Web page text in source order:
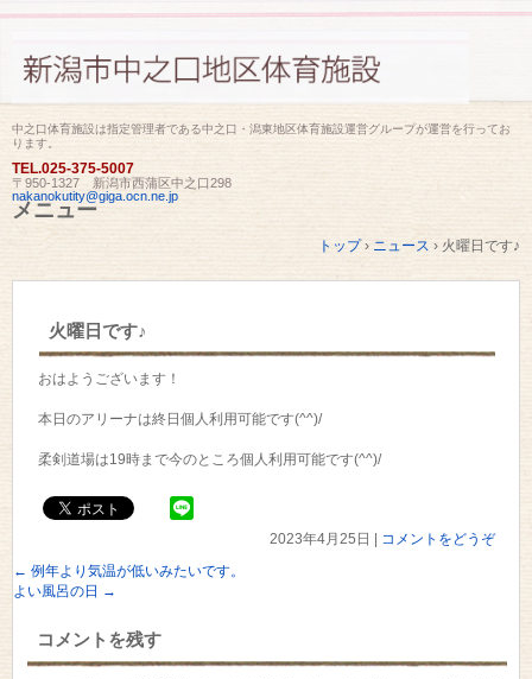
中之口体育施設は指定管理者である中之口・潟東地区体育施設運営グループが運営を行ってお
ります。
TEL.025-375-5007
〒950-1327 新潟市西蒲区中之口298
nakanokutity@giga.ocn.ne.jp
メニュー
トップ › ニュース › 火曜日です♪
火曜日です♪
おはようございます！
本日のアリーナは終日個人利用可能です(^^)/
柔剣道場は19時まで今のところ個人利用可能です(^^)/
2023年4月25日
コメントをどうぞ
← 例年より気温が低いみたいです。
よい風呂の日 →
コメントを残す